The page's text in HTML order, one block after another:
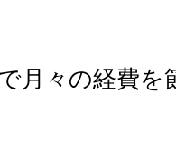
月々の経費を